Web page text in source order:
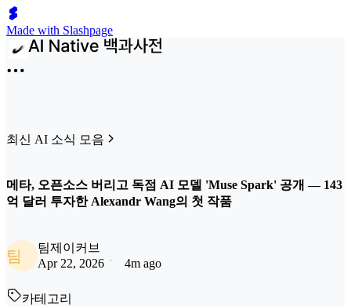
Made with Slashpage
최신 AI 소식 모음
메타, 오픈소스 버리고 독점 AI 모델 'Muse Spark' 공개 — 143
억 달러 투자한 Alexandr Wang의 첫 작품
팀
팀제이커브
Apr 22, 2026
4m ago
카테고리